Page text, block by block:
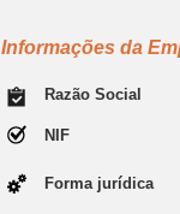
Informações da
Razão Social
NIF
Forma jurídica